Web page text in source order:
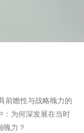
前瞻性与战略魄力的
：为何深发展在当时
力？